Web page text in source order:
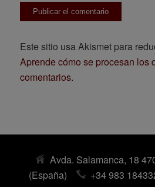
Este sitio usa Akismet para
Aprende cómo se procesan los
comentarios.
Avda. Salamanca, 18
(España)
+34 983